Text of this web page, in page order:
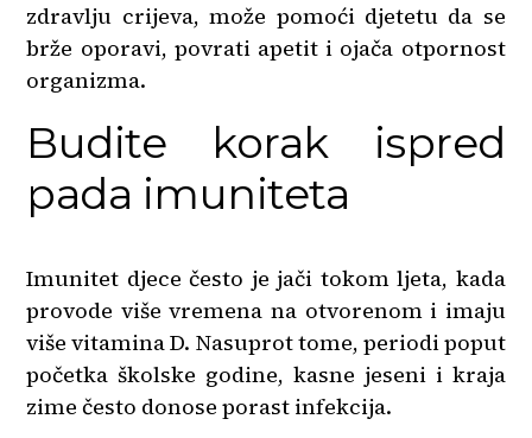
zdravlju crijeva, može pomoći djetetu da se
brže oporavi, povrati apetit i ojača otpornost
organizma.
Budite korak ispred
pada imuniteta
Imunitet djece često je jači tokom ljeta, kada
provode više vremena na otvorenom i imaju
više vitamina D. Nasuprot tome, periodi poput
početka školske godine, kasne jeseni i kraja
zime često donose porast infekcija.